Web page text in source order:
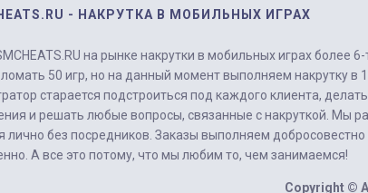
- НАКРУТКА В МОБИЛЬНЫХ ИГРАХ
на рынке накрутки в мобильных играх более
50 игр, но на данный момент выполняем накрутку в
старается подстроиться под каждого клиента,
и решать любые вопросы, связанные с накруткой. Мы
лично без посредников. Заказы выполняем добросовестно
А все это потому, что мы любим то, чем занимаемся!
Copyright ©